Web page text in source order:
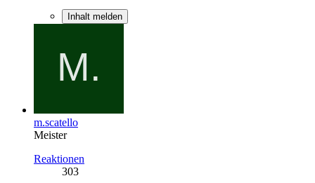
Inhalt melden
m.scatello
Meister
Reaktionen
303